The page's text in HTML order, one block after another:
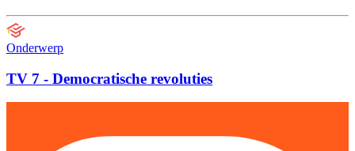
Onderwerp
TV 7 - Democratische revoluties